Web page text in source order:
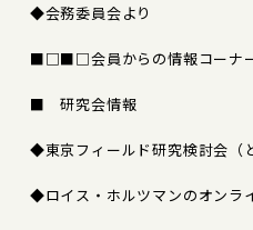
◆会務委員会より
■□■□会員からの情報コーナ
■ 研究会情報
◆東京フィールド研究検討会（
◆ロイス・ホルツマンのオンラ